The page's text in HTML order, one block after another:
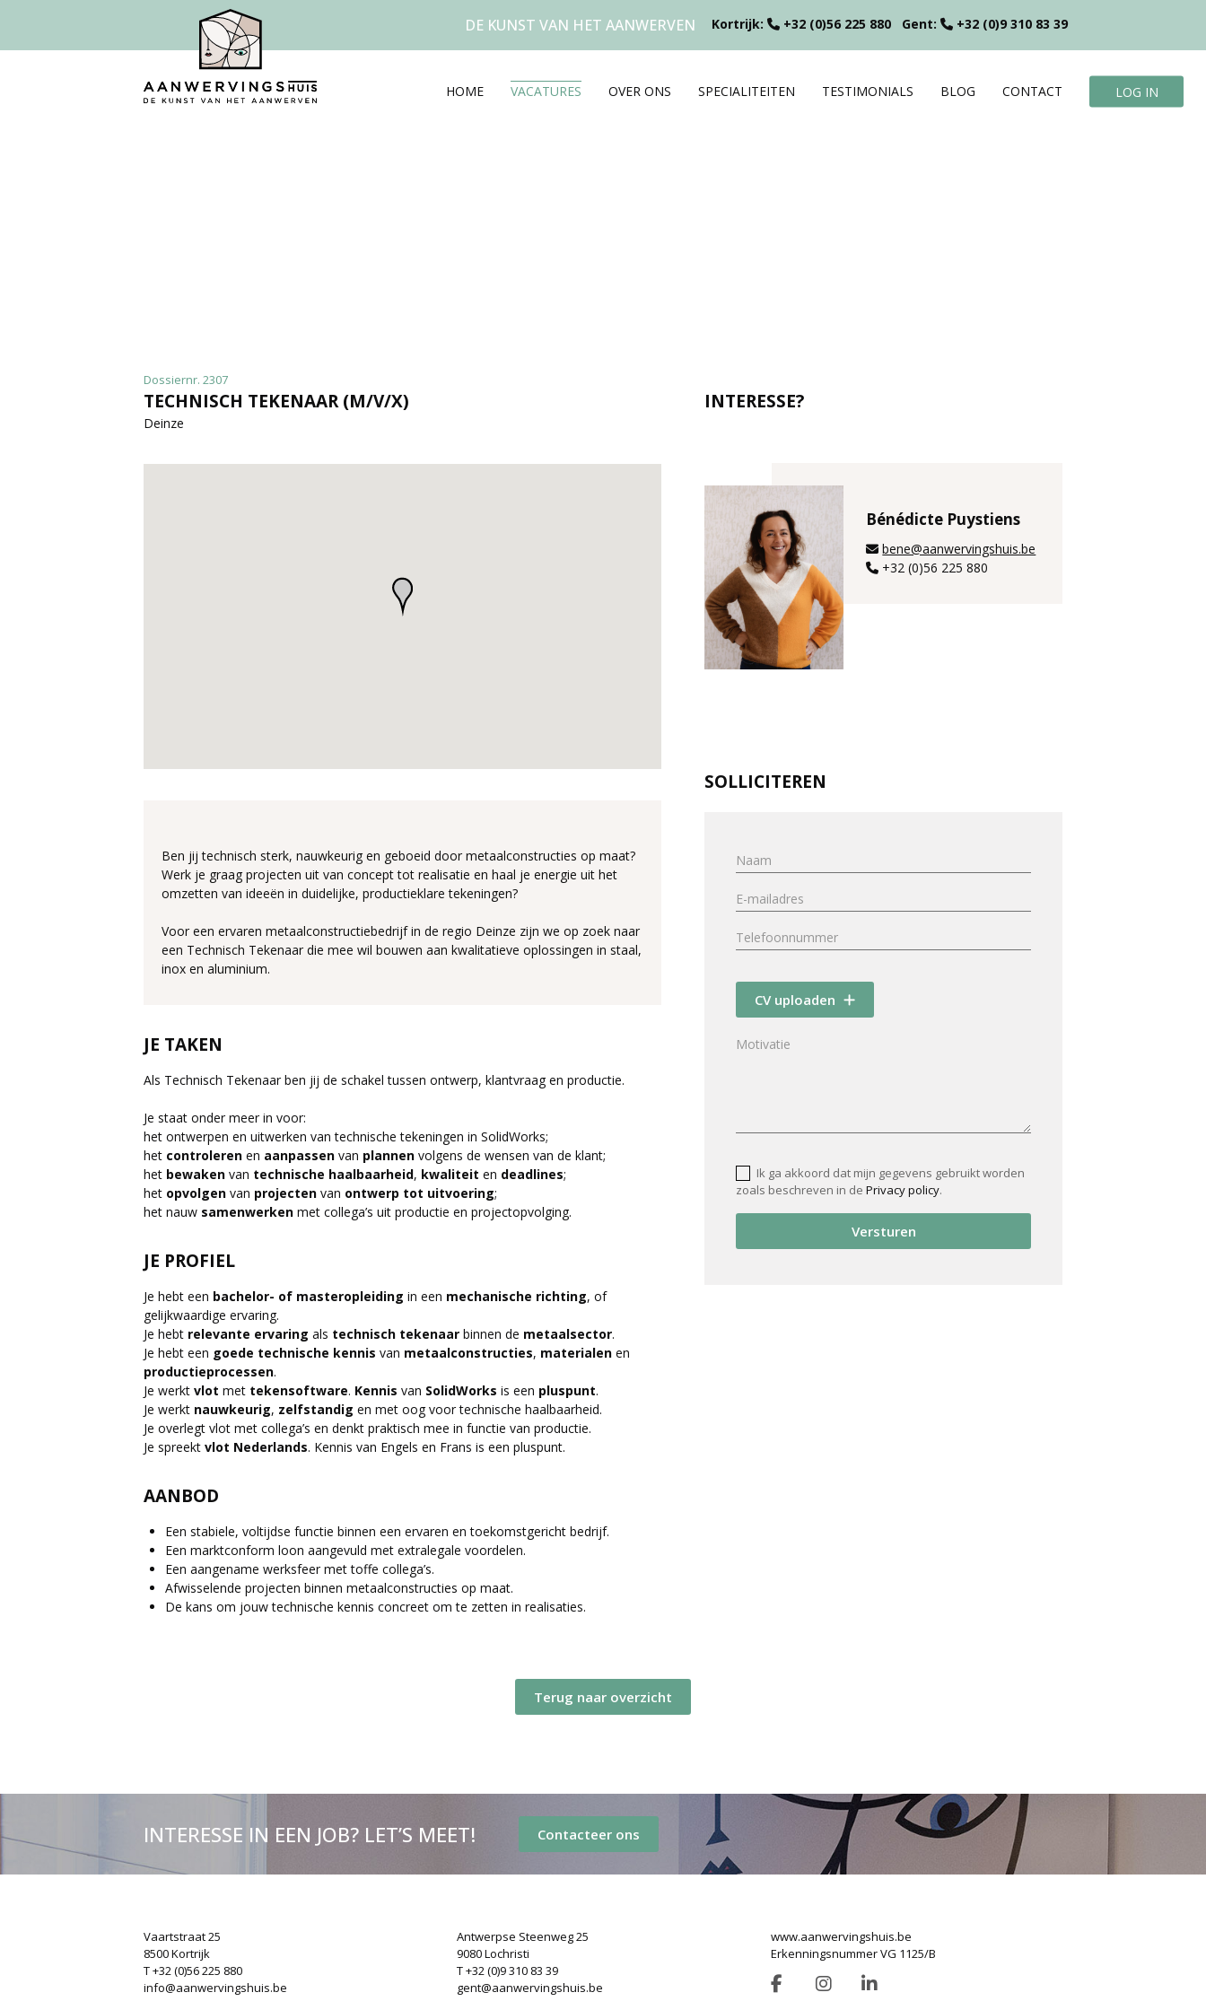
DE KUNST VAN HET AANWERVEN Kortrijk: +32 (0)56 225 880 Gent: +32 (0)9 310 83 39
HOME VACATURES OVER ONS SPECIALITEITEN TESTIMONIALS BLOG CONTACT LOG IN
Dossiernr. 2307
TECHNISCH TEKENAAR (M/V/X)
Deinze
Ben jij technisch sterk, nauwkeurig en geboeid door metaalconstructies op maat?
Werk je graag projecten uit van concept tot realisatie en haal je energie uit het
omzetten van ideeën in duidelijke, productieklare tekeningen?
Voor een ervaren metaalconstructiebedrijf in de regio Deinze zijn we op zoek naar
een Technisch Tekenaar die mee wil bouwen aan kwalitatieve oplossingen in staal,
inox en aluminium.
JE TAKEN
Als Technisch Tekenaar ben jij de schakel tussen ontwerp, klantvraag en productie.
Je staat onder meer in voor:
het ontwerpen en uitwerken van technische tekeningen in SolidWorks;
het controleren en aanpassen van plannen volgens de wensen van de klant;
het bewaken van technische haalbaarheid, kwaliteit en deadlines;
het opvolgen van projecten van ontwerp tot uitvoering;
het nauw samenwerken met collega’s uit productie en projectopvolging.
JE PROFIEL
Je hebt een bachelor- of masteropleiding in een mechanische richting, of
gelijkwaardige ervaring.
Je hebt relevante ervaring als technisch tekenaar binnen de metaalsector.
Je hebt een goede technische kennis van metaalconstructies, materialen en
productieprocessen.
Je werkt vlot met tekensoftware. Kennis van SolidWorks is een pluspunt.
Je werkt nauwkeurig, zelfstandig en met oog voor technische haalbaarheid.
Je overlegt vlot met collega’s en denkt praktisch mee in functie van productie.
Je spreekt vlot Nederlands. Kennis van Engels en Frans is een pluspunt.
AANBOD
Een stabiele, voltijdse functie binnen een ervaren en toekomstgericht bedrijf.
Een marktconform loon aangevuld met extralegale voordelen.
Een aangename werksfeer met toffe collega’s.
Afwisselende projecten binnen metaalconstructies op maat.
De kans om jouw technische kennis concreet om te zetten in realisaties.
INTERESSE?
Bénédicte Puystiens
bene@aanwervingshuis.be
+32 (0)56 225 880
SOLLICITEREN
CV uploaden
Ik ga akkoord dat mijn gegevens gebruikt worden
zoals beschreven in dePrivacy policy.
Versturen
Terug naar overzicht
INTERESSE IN EEN JOB? LET’S MEET! Contacteer ons
Vaartstraat 25
8500 Kortrijk
T +32 (0)56 225 880
info@aanwervingshuis.be
Antwerpse Steenweg 25
9080 Lochristi
T +32 (0)9 310 83 39
gent@aanwervingshuis.be
www.aanwervingshuis.be
Erkenningsnummer VG 1125/B